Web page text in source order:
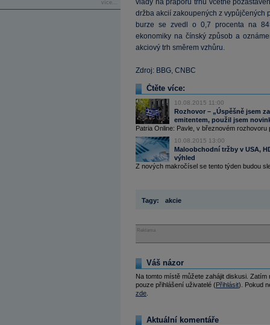
více...
vlády na praporu trhu včetně
držba akcií zakoupených z vypůjčených
burze se zvedl o 0,7 procenta na
ekonomiky na čínský způsob a
akciový trh směrem vzhůru.
Zdroj: BBG, CNBC
Čtěte více:
10.08.2015 11:00
Rozhovor – „Úspěšně jsem
emitentem, použil jsem
Patria Online: Pavle, v březnovém
10.08.2015 13:00
Maloobchodní tržby v USA,
výhled
Z nových makročísel se tento týden budou
Tagy: akcie
Reklama
Váš názor
Na tomto místě můžete zahájit diskusi.
pouze přihlášení uživatelé (Přihlásit). Pokud
zde
Aktuální komentáře